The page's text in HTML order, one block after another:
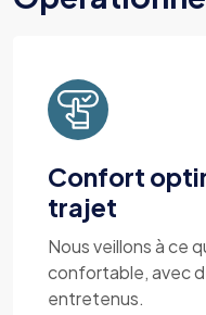
Confort
trajet
Nous veillons à ce
confortable, avec
entretenus.